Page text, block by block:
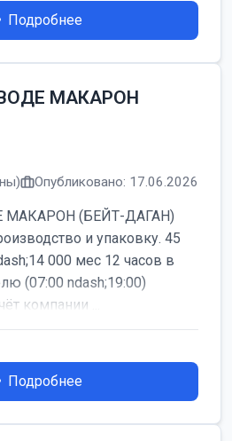
Подробнее
МАКАРОН
Опубликовано: 17.06.2026
МАКАРОН (БЕЙТ-ДАГАН)
и упаковку. 45
000 мес 12 часов в
(07:00 ndash;19:00)
компании ...
Подробнее